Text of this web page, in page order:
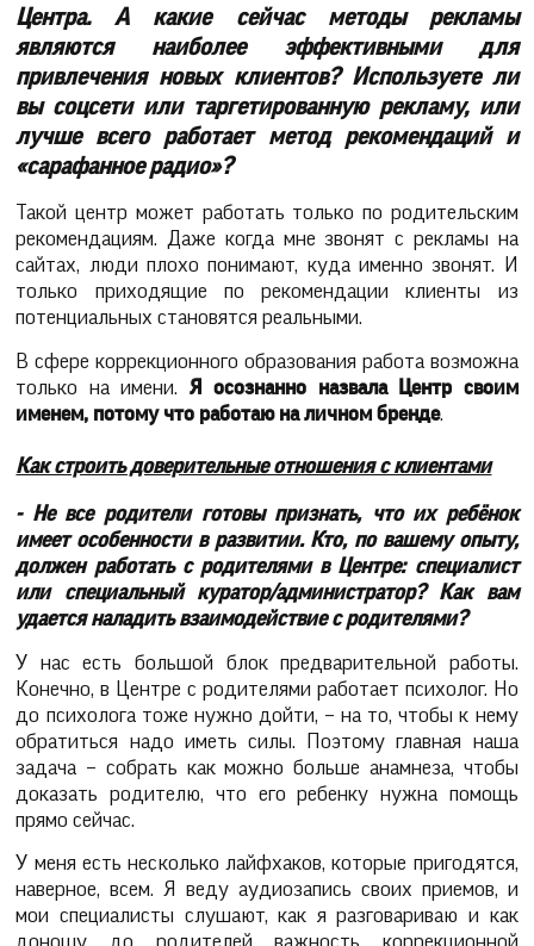
Центра. А какие сейчас методы рекламы
являются наиболее эффективными для
привлечения новых клиентов? Используете ли
вы соцсети или таргетированную рекламу, или
лучше всего работает метод рекомендаций и
«сарафанное радио»?
Такой центр может работать только по родительским
рекомендациям. Даже когда мне звонят с рекламы на
сайтах, люди плохо понимают, куда именно звонят. И
только приходящие по рекомендации клиенты из
потенциальных становятся реальными.
В сфере коррекционного образования работа возможна
только на имени. Я осознанно назвала Центр своим
именем, потому что работаю на личном бренде.
Как строить доверительные отношения с клиентами
- Не все родители готовы признать, что их ребёнок
имеет особенности в развитии. Кто, по вашему опыту,
должен работать с родителями в Центре: специалист
или специальный куратор/администратор? Как вам
удается наладить взаимодействие с родителями?
У нас есть большой блок предварительной работы.
Конечно, в Центре с родителями работает психолог. Но
до психолога тоже нужно дойти, – на то, чтобы к нему
обратиться надо иметь силы. Поэтому главная наша
задача – собрать как можно больше анамнеза, чтобы
доказать родителю, что его ребенку нужна помощь
прямо сейчас.
У меня есть несколько лайфхаков, которые пригодятся,
наверное, всем. Я веду аудиозапись своих приемов, и
мои специалисты слушают, как я разговариваю и как